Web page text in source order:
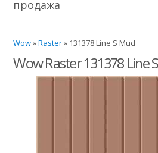
продажа
Wow»Raster» 131378 Line S Mud
Wow Raster 131378 Line